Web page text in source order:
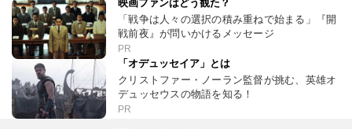
映画ファンはどう観た？
「戦争は人々の選択の積み重ねで始まる」『開
戦前夜』が問いかけるメッセージ
PR
「オデュッセイア」とは
クリストファー・ノーラン監督が挑む、英雄オ
デュッセウスの物語を知る！
PR